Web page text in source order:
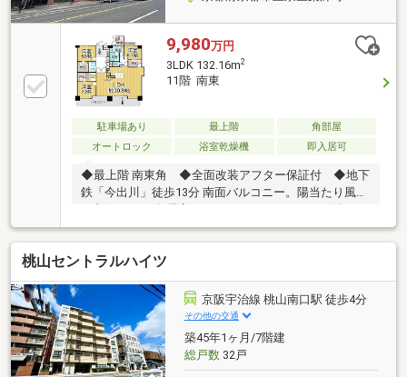
9,980万円
3LDK 132.16m2
11階 南東
駐車場あり 最上階
角部屋
オートロック
浴室乾燥機 即入居可
◆最上階 南東角 ◆全面改装アフター保証付 ◆地下
鉄「今出川」徒歩13分 南面バルコニー。陽当たり風通
スクスペース有。リモートワーク対応できますね
桃山セントラルハイツ
京阪宇治線 桃山南口駅 徒歩4分
その他の交通
築45年1ヶ月/7階建
総戸数32戸